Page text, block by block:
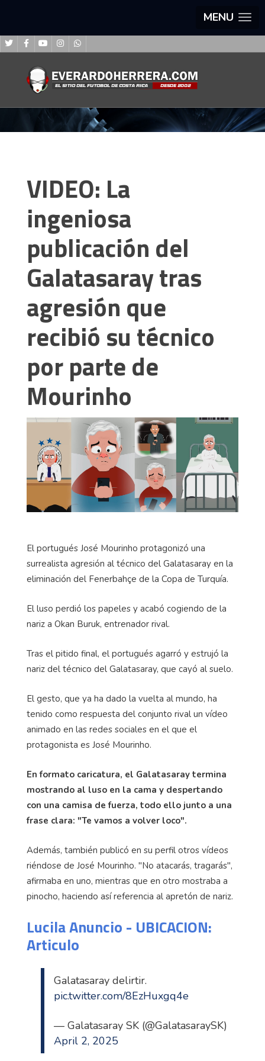
MENU
VIDEO: La
ingeniosa
publicación del
Galatasaray tras
agresión que
recibió su técnico
por parte de
Mourinho
El portugués José Mourinho protagonizó una
surrealista agresión al técnico del Galatasaray en la
eliminación del Fenerbahçe de la Copa de Turquía.
El luso perdió los papeles y acabó cogiendo de la
nariz a Okan Buruk, entrenador rival.
Tras el pitido final, el portugués agarró y estrujó la
nariz del técnico del Galatasaray, que cayó al suelo.
El gesto, que ya ha dado la vuelta al mundo, ha
tenido como respuesta del conjunto rival un vídeo
animado en las redes sociales en el que el
protagonista es José Mourinho.
En formato caricatura, el Galatasaray termina
mostrando al luso en la cama y despertando
con una camisa de fuerza, todo ello junto a una
frase clara: "Te vamos a volver loco".
Además, también publicó en su perfil otros vídeos
riéndose de José Mourinho. "No atacarás, tragarás",
afirmaba en uno, mientras que en otro mostraba a
pinocho, haciendo así referencia al apretón de nariz.
Lucila Anuncio - UBICACION:
Articulo
Galatasaray delirtir.
pic.twitter.com/8EzHuxgq4e
— Galatasaray SK (@GalatasaraySK)
April 2, 2025